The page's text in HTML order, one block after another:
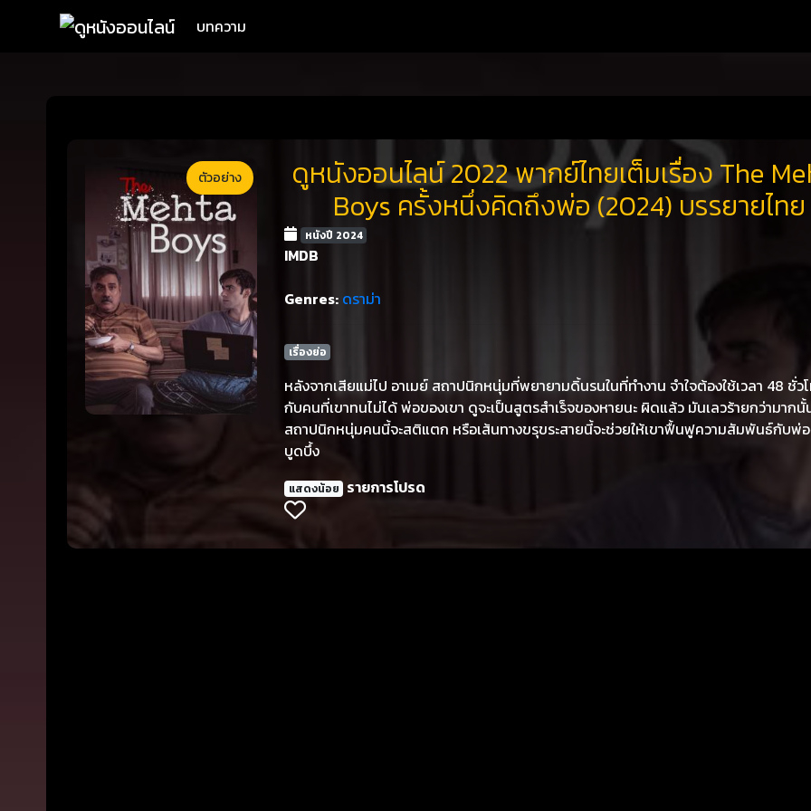
บทความ
ตัวอย่าง
ดูหนังออนไลน์ 2022 พากย์ไทยเต็มเรื่อง The
Boys ครั้งหนึ่งคิดถึงพ่อ (2024) บรรยายไทย
หนังปี 2024
IMDB
Genres: ดราม่า
เรื่องย่อ
หลังจากเสียแม่ไป อาเมย์ สถาปนิกหนุ่มที่พยายามดิ้นรนในที่ทำงาน จำใจต้องใช้เวลา 48 ชั่ว
กับคนที่เขาทนไม่ได้ พ่อของเขา ดูจะเป็นสูตรสำเร็จของหายนะ ผิดแล้ว มันเลวร้ายกว่ามากนั้
สถาปนิกหนุ่มคนนี้จะสติแตก หรือเส้นทางขรุขระสายนี้จะช่วยให้เขาฟื้นฟูความสัมพันธ์กับพ่
บูดบึ้ง
แสดงน้อย รายการโปรด